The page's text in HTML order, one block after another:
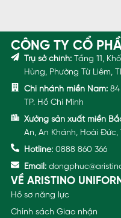
CÔNG TY CỔ
Trụ sở chính: Tầng 11,
Hùng, Phường Từ Liêm,
Chi nhánh miền Nam:
TP. Hồ Chí Minh
Xưởng sản xuất miền
An, An Khánh, Hoài Đức,
Hotline: 0888 860 366
Email:
VỀ ARISTINO
Hồ sơ năng lực
Chính sách Giao nhận